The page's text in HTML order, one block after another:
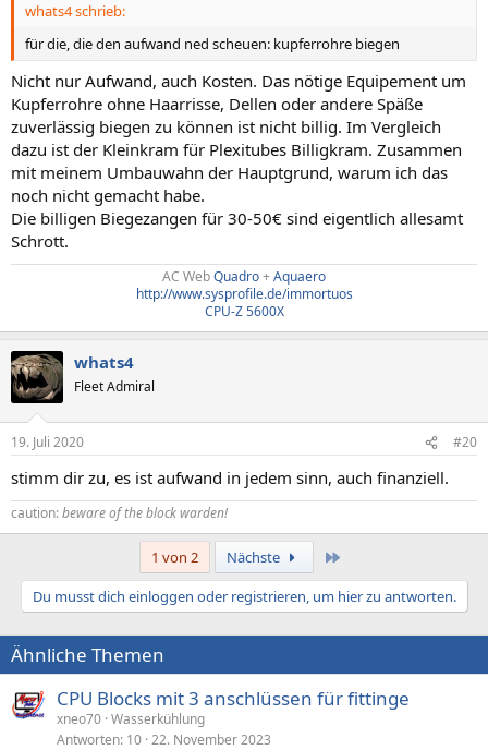
whats4 schrieb:
für die, die den aufwand ned scheuen: kupferrohre biegen
Nicht nur Aufwand, auch Kosten. Das nötige Equipement um
Kupferrohre ohne Haarrisse, Dellen oder andere Späße
zuverlässig biegen zu können ist nicht billig. Im Vergleich
dazu ist der Kleinkram für Plexitubes Billigkram. Zusammen
mit meinem Umbauwahn der Hauptgrund, warum ich das
noch nicht gemacht habe.
Die billigen Biegezangen für 30-50€ sind eigentlich allesamt
Schrott.
AC WebQuadro+Aquaero
http://www.sysprofile.de/immortuos
CPU-Z 5600X
whats4
Fleet Admiral
19. Juli 2020 #20
stimm dir zu, es ist aufwand in jedem sinn, auch finanziell.
caution:beware of the block warden!
1 von 2 Nächste
Du musst dich einloggen oder registrieren, um hier zu antworten.
Ähnliche Themen
CPU Blocks mit 3 anschlüssen für fittinge
xneo70 Wasserkühlung
Antworten 10 22. November 2023